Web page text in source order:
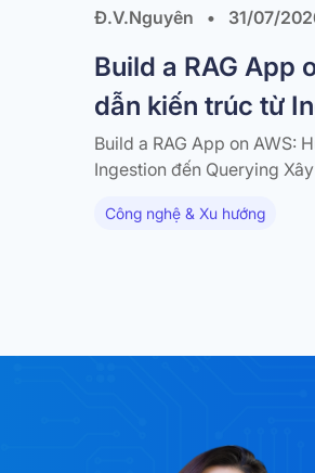
Đ.V.Nguyên • 31/07/
Build a RAG App
dẫn kiến trúc từ
Querying
Build a RAG App on AWS:
Ingestion đến Querying
Bedrock và vector
Công nghệ & Xu hướng